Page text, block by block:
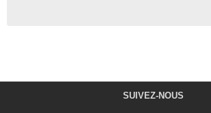
SUIVEZ-NOUS